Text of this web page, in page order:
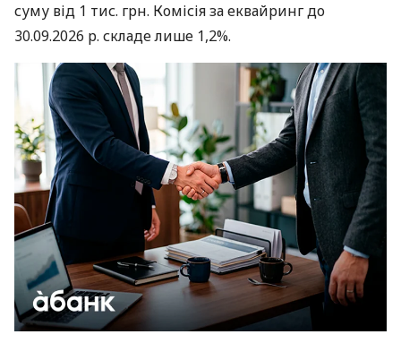
суму від 1 тис. грн. Комісія за еквайринг до
30.09.2026 р. складе лише 1,2%.